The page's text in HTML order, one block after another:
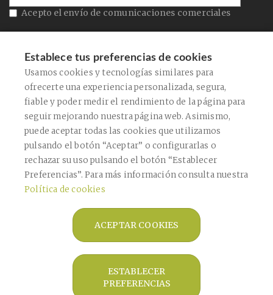
Acepto el envío de comunicaciones comerciales
Este sitio está protegido por reCAPTCHA y se aplican laPolítica de Privacidad
Términos de Servicio
CONFIRMAR
ENVIAR
Casanova -
Política de privacidad
Establece tus preferencias de cookies
Usamos cookies y tecnologías similares para
ofrecerte una experiencia personalizada, segura,
fiable y poder medir el rendimiento de la página para
seguir mejorando nuestra página web. Asimismo,
puede aceptar todas las cookies que utilizamos
pulsando el botón “Aceptar” o configurarlas o
rechazar su uso pulsando el botón “Establecer
Preferencias”. Para más información consulta nuestra
Política de cookies
ACEPTAR COOKIES
ESTABLECER
PREFERENCIAS